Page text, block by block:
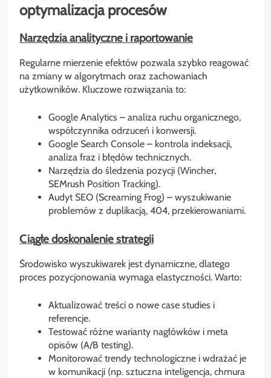
optymalizacja procesów
Narzędzia analityczne i raportowanie
Regularne mierzenie efektów pozwala szybko reagować
na zmiany w algorytmach oraz zachowaniach
użytkowników. Kluczowe rozwiązania to:
Google Analytics – analiza ruchu organicznego,
współczynnika odrzuceń i konwersji.
Google Search Console – kontrola indeksacji,
analiza fraz i błędów technicznych.
Narzędzia do śledzenia pozycji (Wincher,
SEMrush Position Tracking).
Audyt SEO (Screaming Frog) – wyszukiwanie
problemów z duplikacją, 404, przekierowaniami.
Ciągłe doskonalenie strategii
Środowisko wyszukiwarek jest dynamiczne, dlatego
proces pozycjonowania wymaga elastyczności. Warto:
Aktualizować treści o nowe case studies i
referencje.
Testować różne warianty nagłówków i meta
opisów (A/B testing).
Monitorować trendy technologiczne i wdrażać je
w komunikacji (np. sztuczna inteligencja, chmura